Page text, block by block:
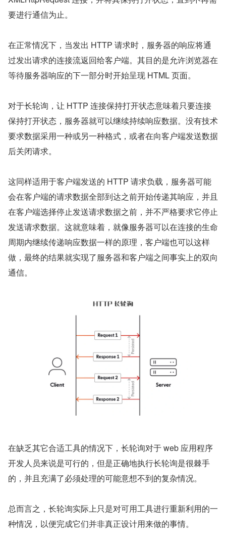
要进行通信为止。
在正常情况下，当发出 HTTP 请求时，服务器的响应将通
过发出请求的连接流返回给客户端。其目的是允许浏览器在
等待服务器响应的下一部分时开始呈现 HTML 页面。
对于长轮询，让 HTTP 连接保持打开状态意味着只要连接
保持打开状态，服务器就可以继续持续响应数据。没有技术
要求数据采用一种或另一种格式，或者在向客户端发送数据
后关闭请求。
这同样适用于客户端发送的 HTTP 请求负载，服务器可能
会在客户端的请求数据全部到达之前开始传递其响应，并且
在客户端选择停止发送请求数据之前，并不严格要求它停止
发送请求数据。这就意味着，就像服务器可以在连接的生命
周期内继续传递响应数据一样的原理，客户端也可以这样
做，最终的结果就实现了服务器和客户端之间事实上的双向
通信。
在缺乏其它合适工具的情况下，长轮询对于 web 应用程序
开发人员来说是可行的，但是正确地执行长轮询是很棘手
的，并且充满了必须处理的可能意想不到的复杂情况。
总而言之，长轮询实际上只是对可用工具进行重新利用的一
种情况，以便完成它们并非真正设计用来做的事情。